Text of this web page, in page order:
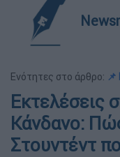
Ενότητες στο άρθρο:
Εκτελέσεις
Κάνδανο:
Στουντέντ